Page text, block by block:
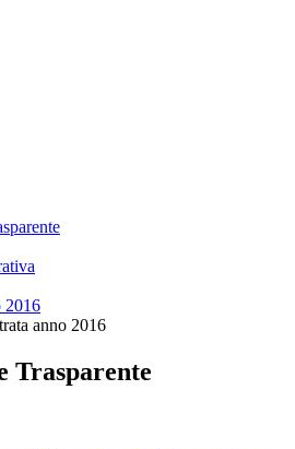
2016
anno 2016
Trasparente